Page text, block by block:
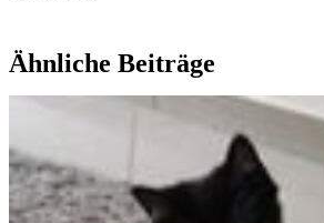
?? ??????????? ??? ??? ??????? ??????????
??????? ?????? 18 ??? 50 ????, ?? ??????
????????? ???? ???. ??? ??????????
??????????????? ????????? ?? ????????
??? ?????? ??? ??????????? ?? ?? ??? ??? ??
???????????.
Ähnliche Beiträge